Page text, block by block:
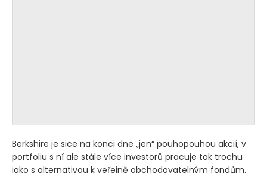
Berkshire je sice na konci dne „jen“ pouhopouhou akcií, v
portfoliu s ní ale stále více investorů pracuje tak trochu
jako s alternativou k veřejně obchodovatelným fondům.